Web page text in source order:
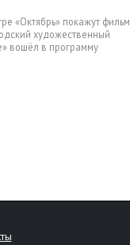
«Октябрь» покажут фильм
художественный
вошёл в программу